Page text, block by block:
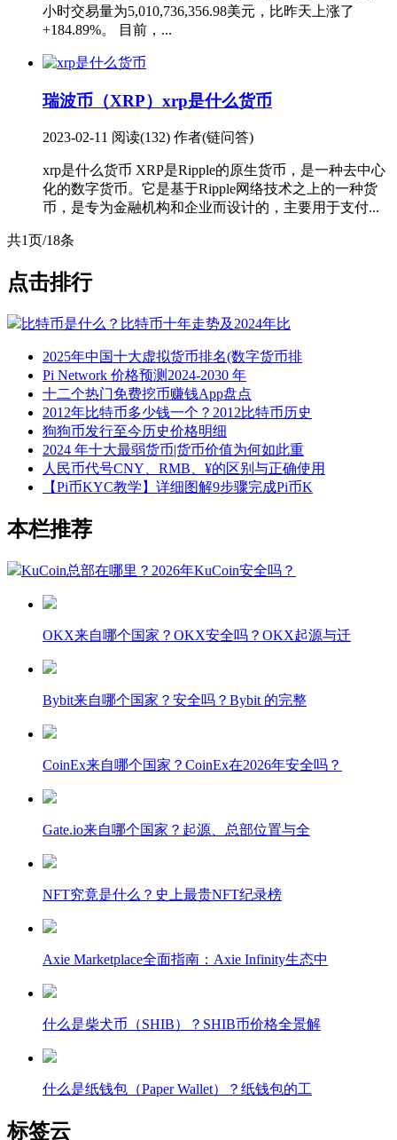
小时交易量为5,010,736,356.98美元，比昨天上涨了
+184.89%。 目前，...
瑞波币（XRP） xrp是什么货币
2023-02-11 阅读(132) 作者(链问答)
xrp是什么货币 XRP是Ripple的原生货币，是一种去中心
化的数字货币。它是基于Ripple网络技术之上的一种货
币，是专为金融机构和企业而设计的，主要用于支付...
共1页/18条
点击排行
比特币是什么？比特币十年走势及2024年比
2025年中国十大虚拟货币排名(数字货币排
Pi Network 价格预测2024-2030 年
十二个热门免费挖币赚钱App盘点
2012年比特币多少钱一个？2012比特币历史
狗狗币发行至今历史价格明细
2024 年十大最弱货币|货币价值为何如此重
人民币代号CNY、RMB、¥的区别与正确使用
【Pi币KYC教学】详细图解9步骤完成Pi币K
本栏推荐
KuCoin总部在哪里？2026年KuCoin安全吗？
OKX来自哪个国家？OKX安全吗？OKX起源与迁
Bybit来自哪个国家？安全吗？Bybit 的完整
CoinEx来自哪个国家？CoinEx在2026年安全吗？
Gate.io来自哪个国家？起源、总部位置与全
NFT究竟是什么？史上最贵NFT纪录榜
Axie Marketplace全面指南：Axie Infinity生态中
什么是柴犬币（SHIB）？SHIB币价格全景解
什么是纸钱包（Paper Wallet）？纸钱包的工
标签云